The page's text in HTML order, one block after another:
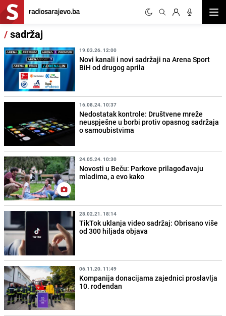
/sadržaj
19.03.26. 12:00
Novi kanali i novi sadržaji na Arena Sport
BiH od drugog aprila
16.08.24. 10:37
Nedostatak kontrole: Društvene mreže
neuspješne u borbi protiv opasnog sadržaja
o samoubistvima
24.05.24. 10:30
Novosti u Beču: Parkove prilagođavaju
mladima, a evo kako
28.02.21. 18:14
TikTok uklanja video sadržaj: Obrisano više
od 300 hiljada objava
06.11.20. 11:49
Kompanija donacijama zajednici proslavlja
10. rođendan